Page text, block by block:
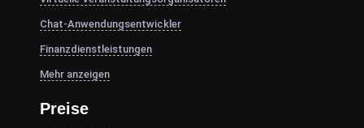
Chat-Anwendungsentwickler
Finanzdienstleistungen
Mehr anzeigen
Preise